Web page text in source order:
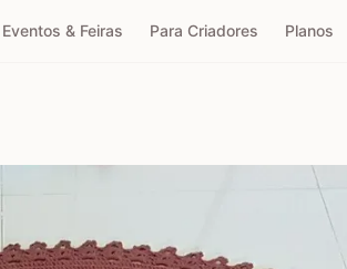
Eventos & Feiras Para Criadores Planos